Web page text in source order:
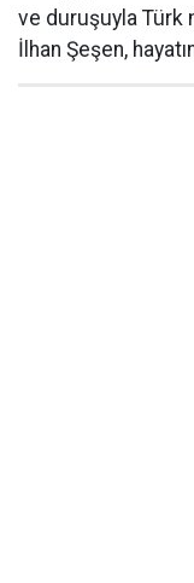
ve duruşuyla Türk
İlhan Şeşen,